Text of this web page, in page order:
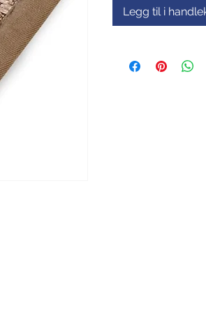
Legg til i